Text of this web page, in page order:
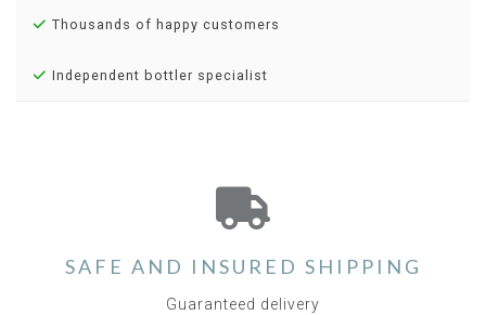
Thousands of happy customers
Independent bottler specialist
SAFE AND INSURED SHIPPING
Guaranteed delivery